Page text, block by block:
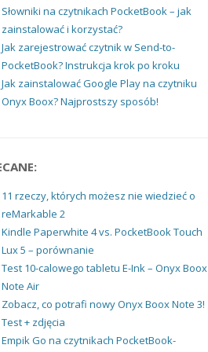
Słowniki na czytnikach PocketBook – jak
zainstalować i korzystać?
Jak zarejestrować czytnik w Send-to-
PocketBook? Instrukcja krok po kroku
Jak zainstalować Google Play na czytniku
Onyx Boox? Najprostszy sposób!
11 rzeczy, których możesz nie wiedzieć o
reMarkable 2
Kindle Paperwhite 4 vs. PocketBook Touch
Lux 5 – porównanie
Test 10-calowego tabletu E-Ink – Onyx Boox
Note Air
Zobacz, co potrafi nowy Onyx Boox Note 3!
Test + zdjęcia
Empik Go na czytnikach PocketBook-